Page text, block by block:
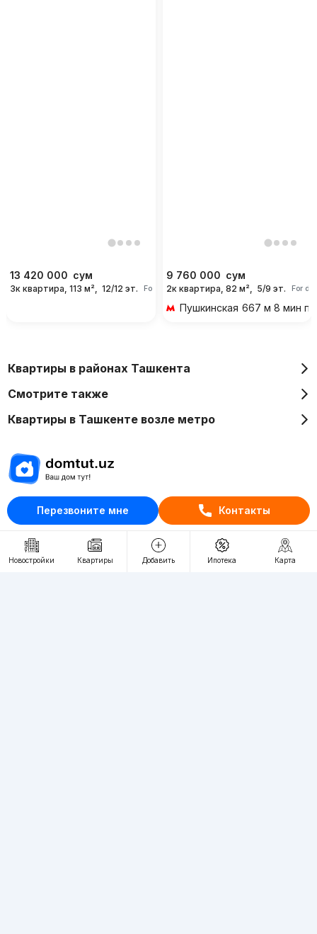
Перезвоните мне Контакты
13 420 000 сум
3к квартира, 113 м², 12/12 эт. For days
9 760 000 сум
2к квартира, 82 м², 5/9 эт. For
Пушкинская 667 м 8 мин
Новостройки Квартиры Добавить Ипотека Карта
Квартиры в районах Ташкента
Смотрите также
Квартиры в Ташкенте возле метро
Отдел рекламы
+998 (78) 113-20-86
+998 (93) 390-30-10
Пн-Пт. С 9:30 до 18:00